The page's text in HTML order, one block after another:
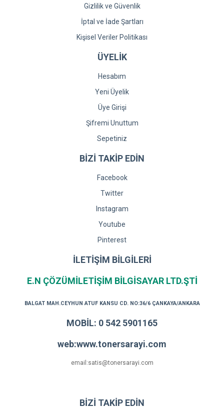
Gizlilik ve Güvenlik
İptal ve İade Şartları
Kişisel Veriler Politikası
ÜYELİK
Hesabım
Yeni Üyelik
Üye Girişi
Şifremi Unuttum
Sepetiniz
BİZİ TAKİP EDİN
Facebook
Twitter
Instagram
Youtube
Pinterest
İLETİŞİM BİLGİLERİ
E.N ÇÖZÜMİLETİŞİM BİLGİSAYAR LTD.ŞTİ
BALGAT MAH.CEYHUN ATUF KANSU CD. NO:36/6 ÇANKAYA/ANKARA
MOBİL: 0 542 5901165
web:www.tonersarayi.com
email:satis@tonersarayi.com
BİZİ TAKİP EDİN